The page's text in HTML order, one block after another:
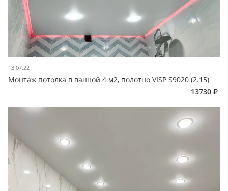
13.07.22
Монтаж потолка в ванной 4 м2, полотно VISP S9020 (2.15)
13730